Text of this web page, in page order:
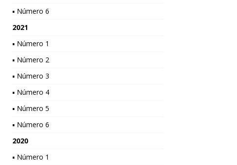
▪ Número 6
2021
▪ Número 1
▪ Número 2
▪ Número 3
▪ Número 4
▪ Número 5
▪ Número 6
2020
▪ Número 1